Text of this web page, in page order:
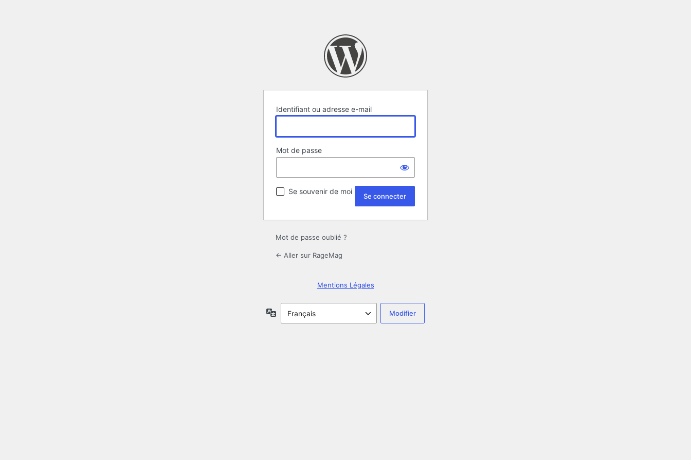
Identifiant ou adresse e-mail
Mot de passe
Se souvenir de moi
Mot de passe oublié ?
← Aller sur RageMag
Mentions Légales
Langue